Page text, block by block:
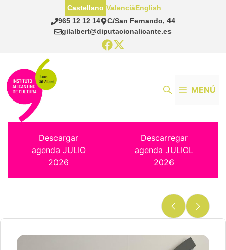
965 12 12 14
C/San Fernando, 44
gilalbert@diputacionalicante.es
Castellano ValenciàEnglish
MENÚ
Descargar
agenda JULIO
2026
Descarregar
agenda JULIOL
2026